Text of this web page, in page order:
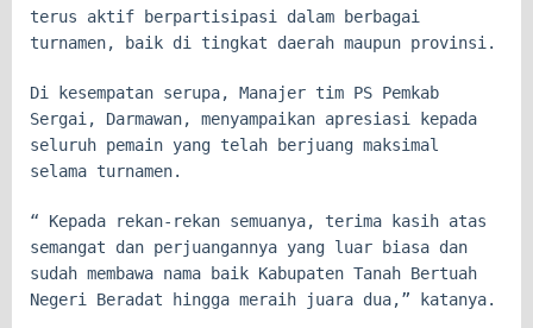
terus aktif berpartisipasi dalam berbagai
turnamen, baik di tingkat daerah maupun provinsi.
Di kesempatan serupa, Manajer tim PS Pemkab
Sergai, Darmawan, menyampaikan apresiasi kepada
seluruh pemain yang telah berjuang maksimal
selama turnamen.
“ Kepada rekan-rekan semuanya, terima kasih atas
semangat dan perjuangannya yang luar biasa dan
sudah membawa nama baik Kabupaten Tanah Bertuah
Negeri Beradat hingga meraih juara dua,” katanya.